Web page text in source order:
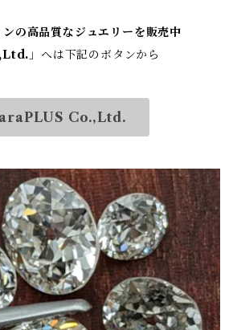
の高品質なジュエリーを販売中
」へは下記のボタンから
Co.,Ltd.